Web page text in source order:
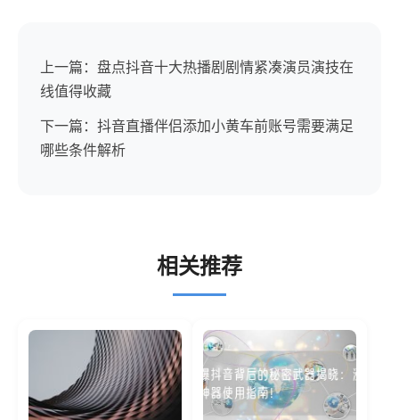
上一篇：盘点抖音十大热播剧剧情紧凑演员演技在
线值得收藏
下一篇：抖音直播伴侣添加小黄车前账号需要满足
哪些条件解析
相关推荐